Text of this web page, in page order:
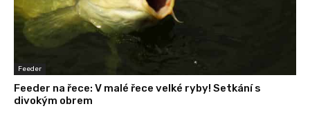
Feeder
Feeder na řece: V malé řece velké ryby! Setkání s
divokým obrem